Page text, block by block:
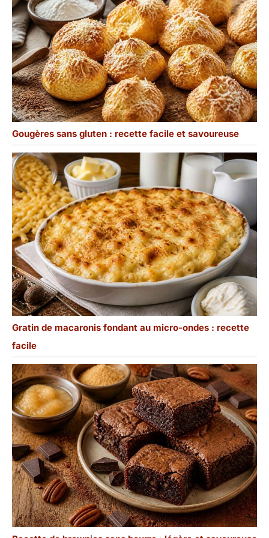
avez des problèmes ou
si vous avez besoin
d'aide pour utiliser notre
plateau en ardoise de 25
x 15 cm, n'hésitez pas à
nous contacter. Nous
ferons de notre mieux
pour vous assurer que
vous êtes satisfait de
votre expérience après
l'achat.
Gougères sans gluten : recette facile et savoureuse
Gratin de macaronis fondant au micro-ondes : recette
facile